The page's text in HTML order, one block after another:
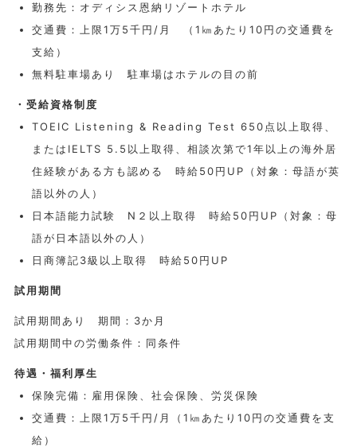
勤務先：オディシス恩納リゾートホテル
交通費：上限1万5千円/月 （1㎞あたり10円の交通費を
支給）
無料駐車場あり 駐車場はホテルの目の前
・受給資格制度
TOEIC Listening & Reading Test 650点以上取得、
またはIELTS 5.5以上取得、相談次第で1年以上の海外居
住経験がある方も認める 時給50円UP（対象：母語が英
語以外の人）
日本語能力試験 N２以上取得 時給50円UP（対象：母
語が日本語以外の人）
日商簿記3級以上取得 時給50円UP
試用期間
試用期間あり 期間：3か月
試用期間中の労働条件：同条件
待遇・福利厚生
保険完備：雇用保険、社会保険、労災保険
交通費：上限1万5千円/月（1㎞あたり10円の交通費を支
給）